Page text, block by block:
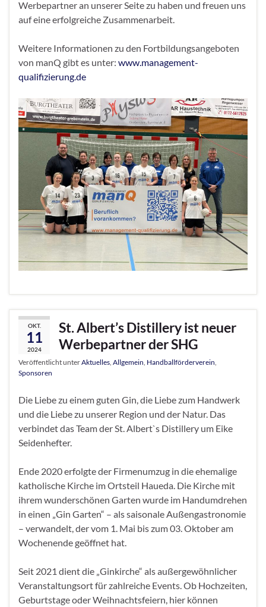
Werbepartner an unserer Seite zu haben und freuen uns
auf eine erfolgreiche Zusammenarbeit.
Weitere Informationen zu den Fortbildungsangeboten
von manQ gibt es unter: www.management-
qualifizierung.de
OKT.
11
2024
St. Albert’s Distillery ist neuer
Werbepartner der SHG
Veröffentlicht unterAktuelles Allgemein Handballförderverein
Sponsoren
Die Liebe zu einem guten Gin, die Liebe zum Handwerk
und die Liebe zu unserer Region und der Natur. Das
verbindet das Team der St. Albert`s Distillery um Eike
Seidenhefter.
Ende 2020 erfolgte der Firmenumzug in die ehemalige
katholische Kirche im Ortsteil Haueda. Die Kirche mit
ihrem wunderschönen Garten wurde im Handumdrehen
in einen „Gin Garten“ – als saisonale Außengastronomie
– verwandelt, der vom 1. Mai bis zum 03. Oktober am
Wochenende geöffnet hat.
Seit 2021 dient die „Ginkirche“ als außergewöhnlicher
Veranstaltungsort für zahlreiche Events. Ob Hochzeiten,
Geburtstage oder Weihnachtsfeiern, hier können